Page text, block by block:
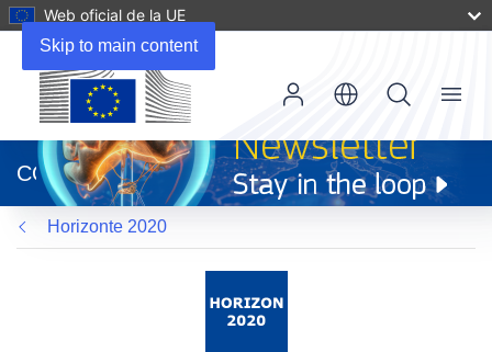
Skip to main content
Web oficial de la UE
abrirá
en
una
nueva
ventana)
CORDIS
Menu
Horizonte 2020